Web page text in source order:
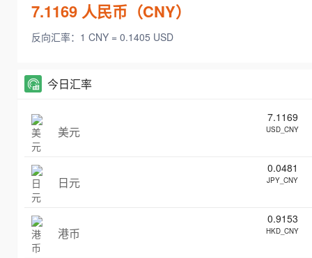
7.1169 人民币（CNY）
反向汇率：1 CNY = 0.1405 USD
今日汇率
美元
7.1169
USD_CNY
日元
0.0481
JPY_CNY
港币
0.9153
HKD_CNY